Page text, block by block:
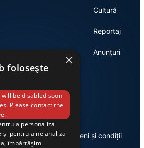
Cultură
Reportaj
Anunțuri
Termeni și condiții
×
folosește
be disabled soon
Please contact the
a personaliza
pentru a ne analiza
împărtășim